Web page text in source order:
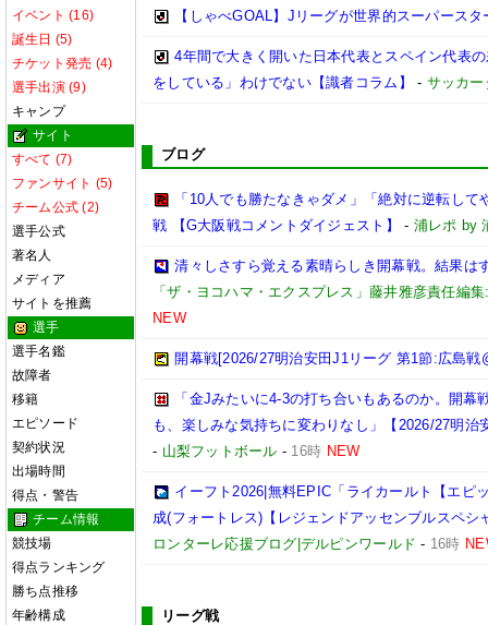
イベント (16)
誕生日 (5)
チケット発売 (4)
選手出演 (9)
キャンプ
サイト
すべて (7)
ファンサイト (5)
チーム公式 (2)
選手公式
著名人
メディア
サイトを推薦
選手
選手名鑑
故障者
移籍
エピソード
契約状況
出場時間
得点・警告
チーム情報
競技場
得点ランキング
勝ち点推移
年齢構成
【しゃべGOAL】Jリーグが世界的スーパース
4年間で大きく開いた日本代表とスペイン代表
をしている」わけでない【識者コラム】
- サッカ
ブログ
「10人でも勝たなきゃダメ」「絶対に逆転し
戦 【G大阪戦コメントダイジェスト】
- 浦レポ by
清々しさすら覚える素晴らしき開幕戦。結果
「ザ・ヨコハマ・エクスプレス」藤井雅彦責任編
NEW
開幕戦[2026/27明治安田J1リーグ 第1節:広島戦
「金Jみたいに4-3の打ち合いもあるのか。開
も、楽しみな気持ちに変わりなし」【2026/27明
- 山梨フットボール - 16時 NEW
イーフト2026|無料EPIC「ライカールト【エピ
成(フォートレス)【レジェンドアッセンブルスペシ
ロンターレ応援ブログ|デルピンワールド - 16時
リーグ戦